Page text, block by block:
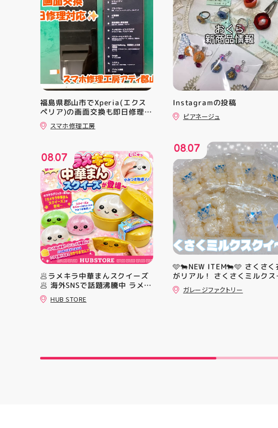
福島県郡山市でXperia(エクス
ペリア)の画面交換も即日修理対
応😊💪スマホ修理工房
08.07
🥟ラメキラ中華まんスクイーズ
🥟 海外SNSで話題沸騰中 ラメキ
ラ中華まんスクイーズが新登
場！ キラキラグリッター素材が
ラ中華まん #スクイーズ #中華
HUB STORE
Instagramの投稿
ピアネージュ
08.07
🩵🐄NEW ITEM🐄🩵 さくさく
がリアル！ さくさくミルクス
イーズ入荷！ クセになる感触
すよ 他にもスクイーズ大量入
ガレージファクトリー